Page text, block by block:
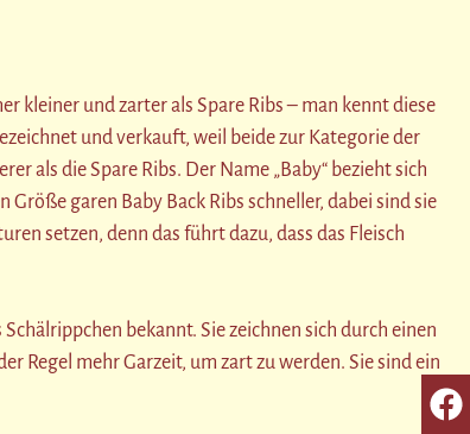
kleiner und zarter als Spare Ribs – man kennt diese
und verkauft, weil beide zur Kategorie der
als die Spare Ribs. Der Name „Baby“ bezieht sich
garen Baby Back Ribs schneller, dabei sind sie
setzen, denn das führt dazu, dass das Fleisch
bekannt. Sie zeichnen sich durch einen
Regel mehr Garzeit, um zart zu werden. Sie sind ein